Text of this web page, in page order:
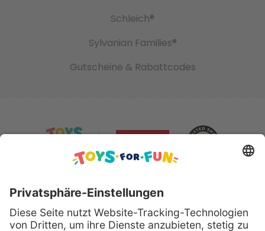
Schleich®
Sylvanian Families®
Gutscheine & Rabattcodes
Sicher bezahlen mit: